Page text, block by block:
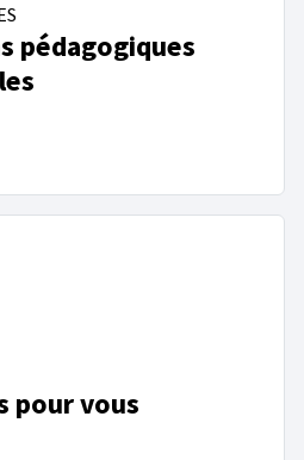
pédagogiques
pour vous